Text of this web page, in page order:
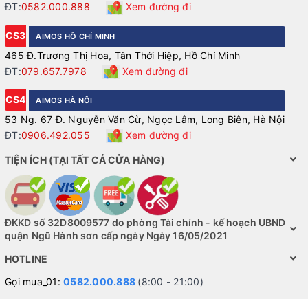
ĐT:0582.000.888 Xem đường đi
CS3 AIMOS HỒ CHÍ MINH
465 Đ.Trương Thị Hoa, Tân Thới Hiệp, Hồ Chí Minh
ĐT:079.657.7978 Xem đường đi
CS4 AIMOS HÀ NỘI
53 Ng. 67 Đ. Nguyễn Văn Cừ, Ngọc Lâm, Long Biên, Hà Nội
ĐT:0906.492.055 Xem đường đi
TIỆN ÍCH (TẠI TẤT CẢ CỬA HÀNG)
ĐKKD số 32D8009577 do phòng Tài chính - kế hoạch UBND
quận Ngũ Hành sơn cấp ngày Ngày 16/05/2021
HOTLINE
Gọi mua_01: 0582.000.888 (8:00 - 21:00)